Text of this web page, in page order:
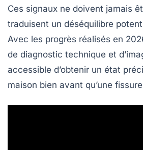
Ces signaux ne doivent jamais
traduisent un déséquilibre
Avec les progrès réalisés en
de diagnostic technique et
accessible d’obtenir un état
maison bien avant qu’une